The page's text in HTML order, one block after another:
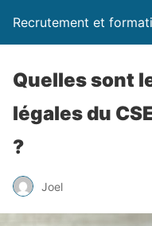
Recrutement et
Quelles sont
légales du
?
Joel